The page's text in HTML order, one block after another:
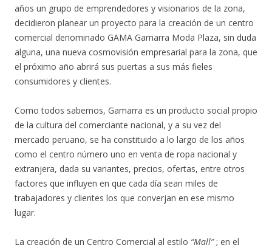
años un grupo de emprendedores y visionarios de la zona,
decidieron planear un proyecto para la creación de un centro
comercial denominado GAMA Gamarra Moda Plaza, sin duda
alguna, una nueva cosmovisión empresarial para la zona, que
el próximo año abrirá sus puertas a sus más fieles
consumidores y clientes.
Como todos sabemos, Gamarra es un producto social propio
de la cultura del comerciante nacional, y a su vez del
mercado peruano, se ha constituido a lo largo de los años
como el centro número uno en venta de ropa nacional y
extranjera, dada su variantes, precios, ofertas, entre otros
factores que influyen en que cada día sean miles de
trabajadores y clientes los que converjan en ese mismo
lugar.
La creación de un Centro Comercial al estilo “Mall”; en el